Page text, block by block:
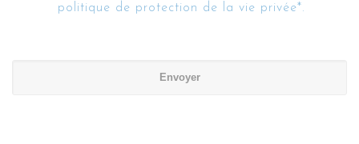
politique de protection de la vie privée*.